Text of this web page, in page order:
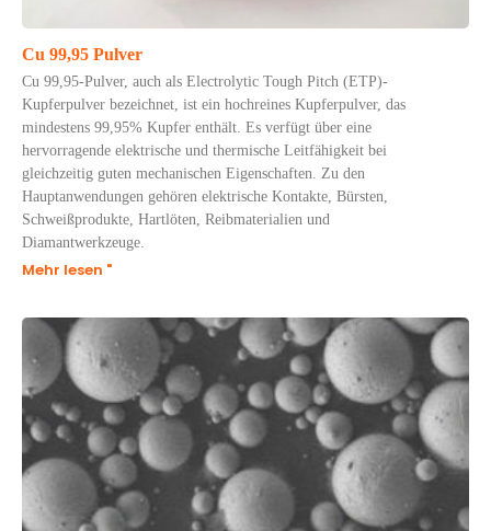
Cu 99,95 Pulver
Cu 99,95-Pulver, auch als Electrolytic Tough Pitch (ETP)-
Kupferpulver bezeichnet, ist ein hochreines Kupferpulver, das
mindestens 99,95% Kupfer enthält. Es verfügt über eine
hervorragende elektrische und thermische Leitfähigkeit bei
gleichzeitig guten mechanischen Eigenschaften. Zu den
Hauptanwendungen gehören elektrische Kontakte, Bürsten,
Schweißprodukte, Hartlöten, Reibmaterialien und
Diamantwerkzeuge.
Mehr lesen "